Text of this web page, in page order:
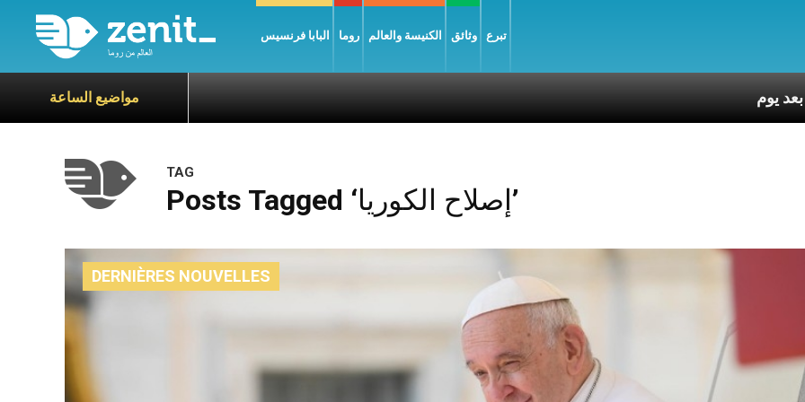
البابا فرنسيس روما الكنيسة والعالم وثائق تبرع
مواضيع الساعة
TAG
Posts Tagged ‘إصلاح الكوريا’
DERNIÈRES NOUVELLES